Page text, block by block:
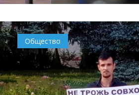
Общество